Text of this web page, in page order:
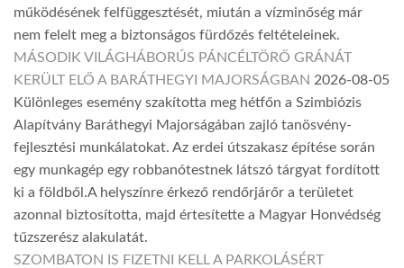
működésének felfüggesztését, miután a vízminőség már
nem felelt meg a biztonságos fürdőzés feltételeinek.
MÁSODIK VILÁGHÁBORÚS PÁNCÉLTÖRŐ GRÁNÁT
KERÜLT ELŐ A BARÁTHEGYI MAJORSÁGBAN 2026-08-05
Különleges esemény szakította meg hétfőn a Szimbiózis
Alapítvány Baráthegyi Majorságában zajló tanösvény-
fejlesztési munkálatokat. Az erdei útszakasz építése során
egy munkagép egy robbanótestnek látszó tárgyat fordított
ki a földből.A helyszínre érkező rendőrjárőr a területet
azonnal biztosította, majd értesítette a Magyar Honvédség
tűzszerész alakulatát.
SZOMBATON IS FIZETNI KELL A PARKOLÁSÉRT